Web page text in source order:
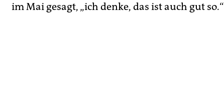
im Mai gesagt, „ich denke, das ist auch gut so.“